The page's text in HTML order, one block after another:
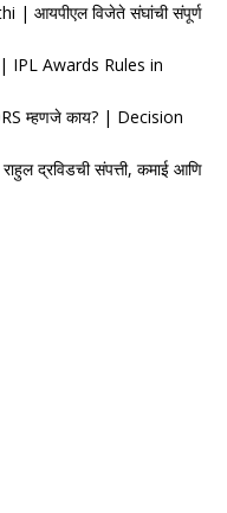
आयपीएल विजेते संघांची संपूर्ण
IPL Awards Rules in
म्हणजे काय? | Decision
द्रविडची संपत्ती, कमाई आणि